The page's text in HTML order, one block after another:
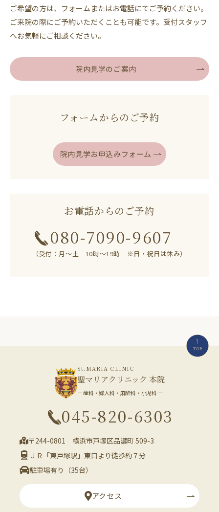
ご希望の⽅は、フォームまたはお電話にてご予約ください。
ご来院の際にご予約いただくことも可能です。受付スタッフ
へお気軽にご相談ください。
院内見学のご案内
フォームからのご予約
院内見学お申込みフォーム
お電話からのご予約
080-7090-9607
（受付：月～土 10時～19時 ※日・祝日は休み）
St.MARIA CLINIC
聖マリアクリニック 本院
ー 産科・婦人科・麻酔科・小児科 ー
045-820-6303
〒244-0801 横浜市戸塚区品濃町 509-3
ＪＲ「東戸塚駅」東口より徒歩約７分
駐車場有り（35台）
アクセス